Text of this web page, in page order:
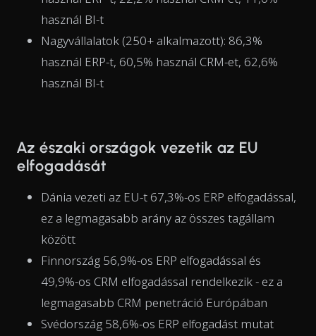
használ BI-t
Nagyvállalatok (250+ alkalmazott): 86,3%
használ ERP-t, 60,5% használ CRM-et, 62,6%
használ BI-t
Az északi országok vezetik az EU
elfogadását
Dánia vezeti az EU-t 67,3%-os ERP elfogadással,
ez a legmagasabb arány az összes tagállam
között
Finnország 56,9%-os ERP elfogadással és
49,9%-os CRM elfogadással rendelkezik - ez a
legmagasabb CRM penetráció Európában
Svédország 58,6%-os ERP elfogadást mutat